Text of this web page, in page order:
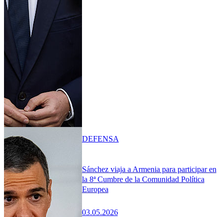
Sánchez viaja a Armenia para participar en
la 8ª Cumbre de la Comunidad Política
Europea
03.05.2026
DEFENSA